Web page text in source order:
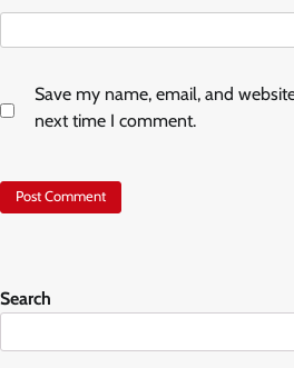
Save my name, email, and
next time I comment.
Search